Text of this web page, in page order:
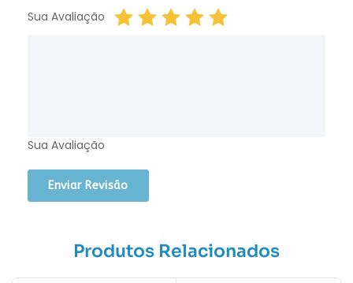
Sua Avaliação
Sua Avaliação
Produtos Relacionados